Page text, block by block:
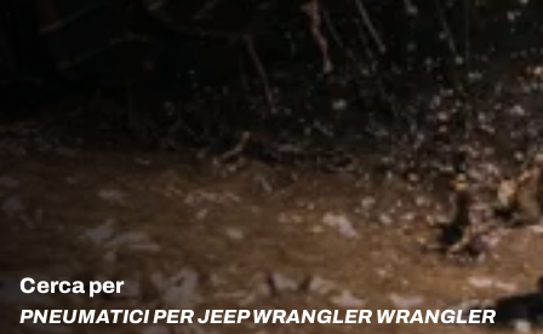
Cerca per
PNEUMATICI PER JEEP WRANGLER WRANGLER